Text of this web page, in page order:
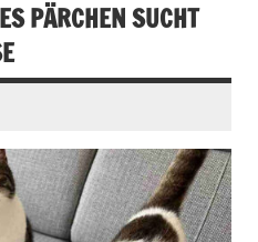
PÄRCHEN SUCHT